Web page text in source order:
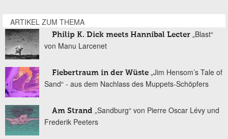
ARTIKEL ZUM THEMA
Philip K. Dick meets Hannibal Lecter „Blast“
von Manu Larcenet
Fiebertraum in der Wüste „Jim Hensom’s Tale of
Sand“ - aus dem Nachlass des Muppets-Schöpfers
Am Strand „Sandburg“ von Pierre Oscar Lévy und
Frederik Peeters